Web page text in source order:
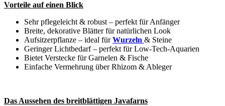
Vorteile auf einen Blick
Sehr pflegeleicht & robust – perfekt für Anfänger
Breite, dekorative Blätter für natürlichen Look
Aufsitzerpflanze – ideal fürWurzeln & Steine
Geringer Lichtbedarf – perfekt für Low-Tech-Aquarien
Bietet Verstecke für Garnelen & Fische
Einfache Vermehrung über Rhizom & Ableger
Das Aussehen des breitblättigen Javafarns